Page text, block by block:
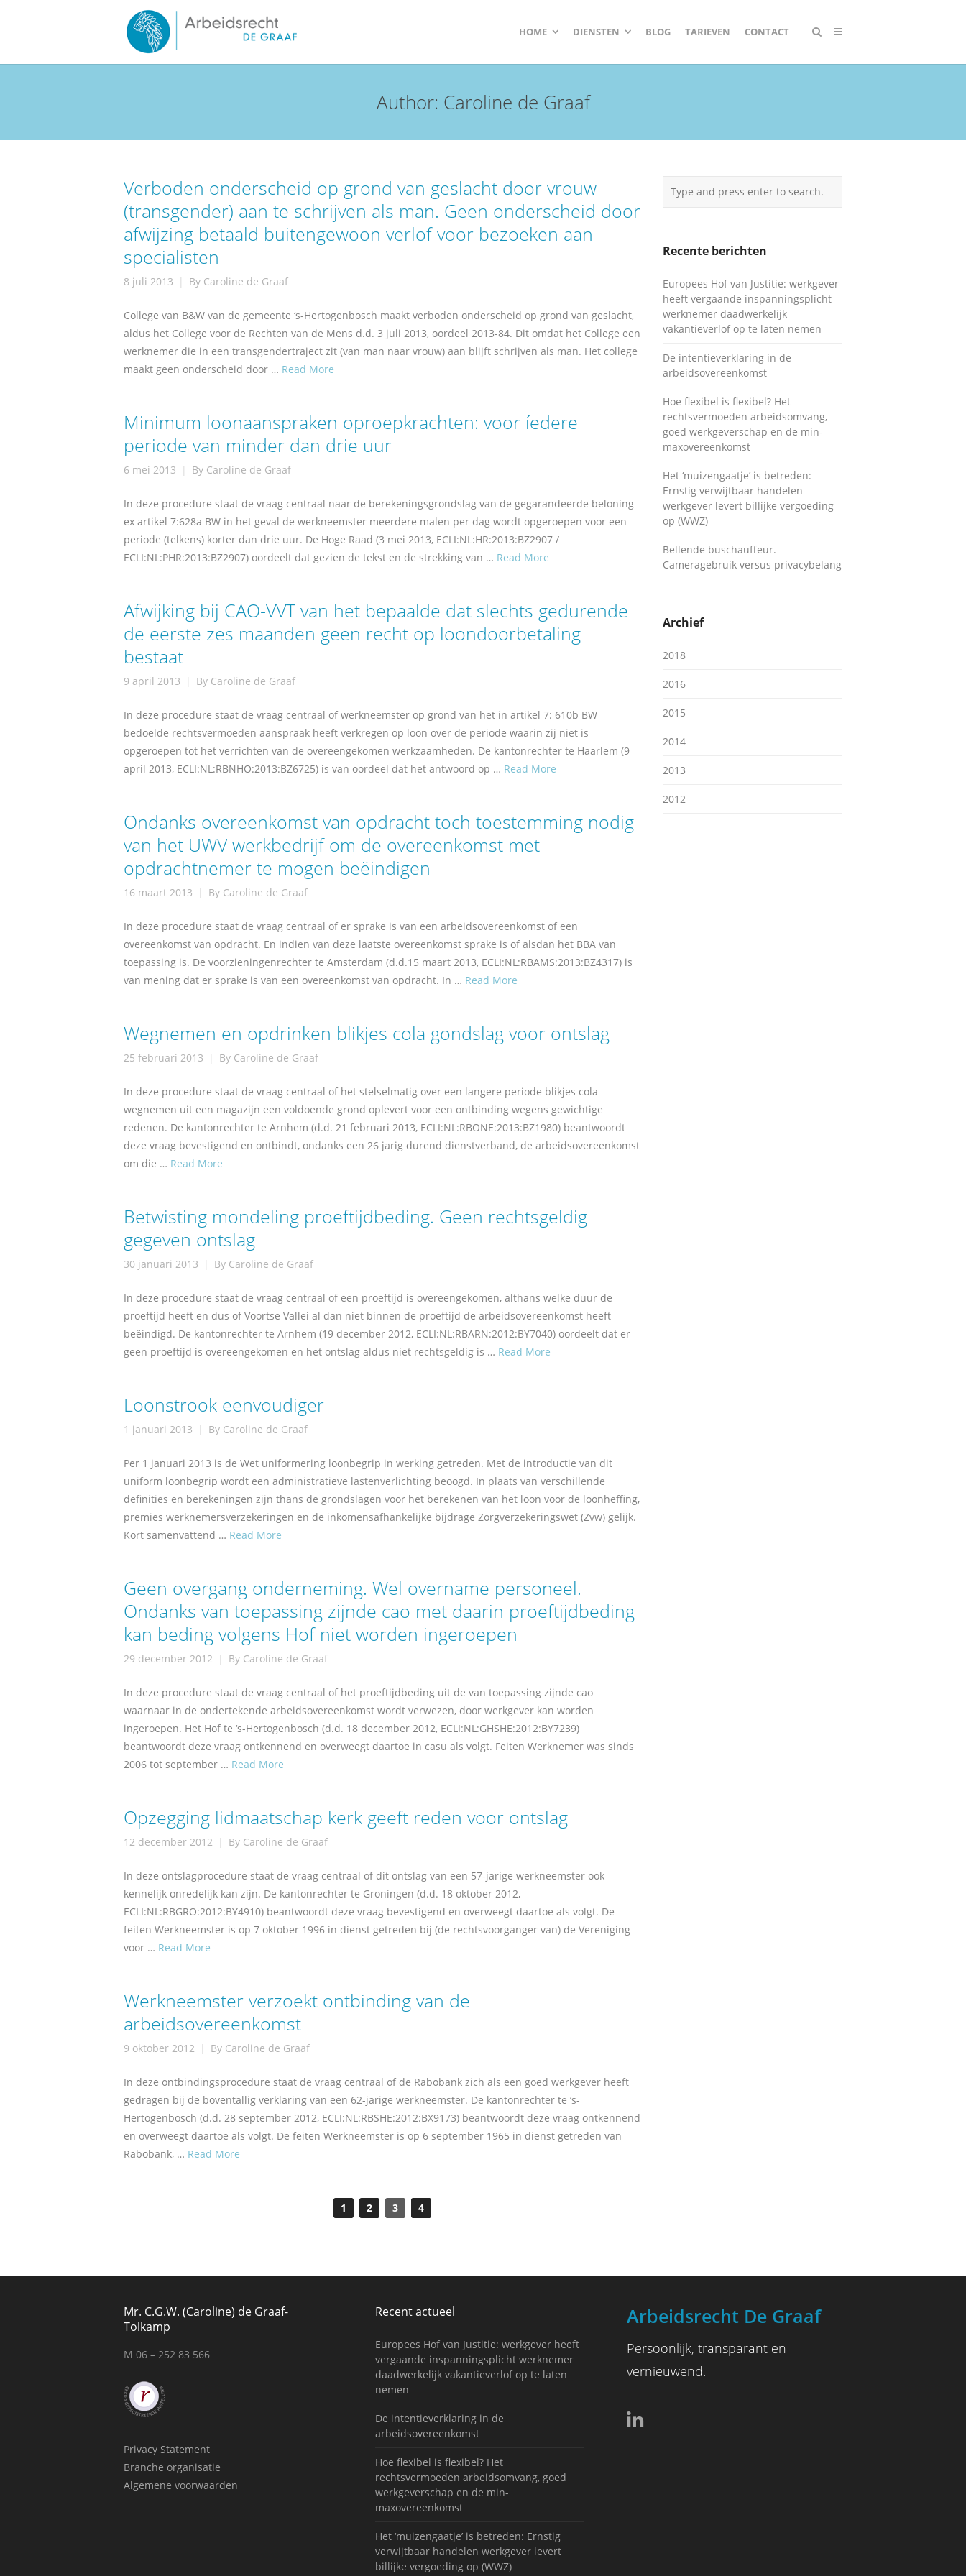
HOME DIENSTEN BLOG TARIEVEN CONTACT
Author: Caroline de Graaf
Verboden onderscheid op grond van geslacht door vrouw
(transgender) aan te schrijven als man. Geen onderscheid door
afwijzing betaald buitengewoon verlof voor bezoeken aan
specialisten
8 juli 2013 By Caroline de Graaf
College van B&W van de gemeente ‘s-Hertogenbosch maakt verboden onderscheid op grond van geslacht,
aldus het College voor de Rechten van de Mens d.d. 3 juli 2013, oordeel 2013-84. Dit omdat het College een
werknemer die in een transgendertraject zit (van man naar vrouw) aan blijft schrijven als man. Het college
maakt geen onderscheid door … Read More
Minimum loonaanspraken oproepkrachten: voor íedere
periode van minder dan drie uur
6 mei 2013 By Caroline de Graaf
In deze procedure staat de vraag centraal naar de berekeningsgrondslag van de gegarandeerde beloning
ex artikel 7:628a BW in het geval de werkneemster meerdere malen per dag wordt opgeroepen voor een
periode (telkens) korter dan drie uur. De Hoge Raad (3 mei 2013, ECLI:NL:HR:2013:BZ2907 /
ECLI:NL:PHR:2013:BZ2907) oordeelt dat gezien de tekst en de strekking van … Read More
Afwijking bij CAO-VVT van het bepaalde dat slechts gedurende
de eerste zes maanden geen recht op loondoorbetaling
bestaat
9 april 2013 By Caroline de Graaf
In deze procedure staat de vraag centraal of werkneemster op grond van het in artikel 7: 610b BW
bedoelde rechtsvermoeden aanspraak heeft verkregen op loon over de periode waarin zij niet is
opgeroepen tot het verrichten van de overeengekomen werkzaamheden. De kantonrechter te Haarlem (9
april 2013, ECLI:NL:RBNHO:2013:BZ6725) is van oordeel dat het antwoord op … Read More
Ondanks overeenkomst van opdracht toch toestemming nodig
van het UWV werkbedrijf om de overeenkomst met
opdrachtnemer te mogen beëindigen
16 maart 2013 By Caroline de Graaf
In deze procedure staat de vraag centraal of er sprake is van een arbeidsovereenkomst of een
overeenkomst van opdracht. En indien van deze laatste overeenkomst sprake is of alsdan het BBA van
toepassing is. De voorzieningenrechter te Amsterdam (d.d.15 maart 2013, ECLI:NL:RBAMS:2013:BZ4317) is
van mening dat er sprake is van een overeenkomst van opdracht. In … Read More
Wegnemen en opdrinken blikjes cola gondslag voor ontslag
25 februari 2013 By Caroline de Graaf
In deze procedure staat de vraag centraal of het stelselmatig over een langere periode blikjes cola
wegnemen uit een magazijn een voldoende grond oplevert voor een ontbinding wegens gewichtige
redenen. De kantonrechter te Arnhem (d.d. 21 februari 2013, ECLI:NL:RBONE:2013:BZ1980) beantwoordt
deze vraag bevestigend en ontbindt, ondanks een 26 jarig durend dienstverband, de arbeidsovereenkomst
om die … Read More
Betwisting mondeling proeftijdbeding. Geen rechtsgeldig
gegeven ontslag
30 januari 2013 By Caroline de Graaf
In deze procedure staat de vraag centraal of een proeftijd is overeengekomen, althans welke duur de
proeftijd heeft en dus of Voortse Vallei al dan niet binnen de proeftijd de arbeidsovereenkomst heeft
beëindigd. De kantonrechter te Arnhem (19 december 2012, ECLI:NL:RBARN:2012:BY7040) oordeelt dat er
geen proeftijd is overeengekomen en het ontslag aldus niet rechtsgeldig is … Read More
Loonstrook eenvoudiger
1 januari 2013 By Caroline de Graaf
Per 1 januari 2013 is de Wet uniformering loonbegrip in werking getreden. Met de introductie van dit
uniform loonbegrip wordt een administratieve lastenverlichting beoogd. In plaats van verschillende
definities en berekeningen zijn thans de grondslagen voor het berekenen van het loon voor de loonheffing,
premies werknemersverzekeringen en de inkomensafhankelijke bijdrage Zorgverzekeringswet (Zvw) gelijk.
Kort samenvattend … Read More
Geen overgang onderneming. Wel overname personeel.
Ondanks van toepassing zijnde cao met daarin proeftijdbeding
kan beding volgens Hof niet worden ingeroepen
29 december 2012 By Caroline de Graaf
In deze procedure staat de vraag centraal of het proeftijdbeding uit de van toepassing zijnde cao
waarnaar in de ondertekende arbeidsovereenkomst wordt verwezen, door werkgever kan worden
ingeroepen. Het Hof te ‘s-Hertogenbosch (d.d. 18 december 2012, ECLI:NL:GHSHE:2012:BY7239)
beantwoordt deze vraag ontkennend en overweegt daartoe in casu als volgt. Feiten Werknemer was sinds
2006 tot september … Read More
Opzegging lidmaatschap kerk geeft reden voor ontslag
12 december 2012 By Caroline de Graaf
In deze ontslagprocedure staat de vraag centraal of dit ontslag van een 57-jarige werkneemster ook
kennelijk onredelijk kan zijn. De kantonrechter te Groningen (d.d. 18 oktober 2012,
ECLI:NL:RBGRO:2012:BY4910) beantwoordt deze vraag bevestigend en overweegt daartoe als volgt. De
feiten Werkneemster is op 7 oktober 1996 in dienst getreden bij (de rechtsvoorganger van) de Vereniging
voor … Read More
Werkneemster verzoekt ontbinding van de
arbeidsovereenkomst
9 oktober 2012 By Caroline de Graaf
In deze ontbindingsprocedure staat de vraag centraal of de Rabobank zich als een goed werkgever heeft
gedragen bij de boventallig verklaring van een 62-jarige werkneemster. De kantonrechter te ‘s-
Hertogenbosch (d.d. 28 september 2012, ECLI:NL:RBSHE:2012:BX9173) beantwoordt deze vraag ontkennend
en overweegt daartoe als volgt. De feiten Werkneemster is op 6 september 1965 in dienst getreden van
Rabobank, … Read More
1 2 3 4
Recente berichten
Europees Hof van Justitie: werkgever
heeft vergaande inspanningsplicht
werknemer daadwerkelijk
vakantieverlof op te laten nemen
De intentieverklaring in de
arbeidsovereenkomst
Hoe flexibel is flexibel? Het
rechtsvermoeden arbeidsomvang,
goed werkgeverschap en de min-
maxovereenkomst
Het ‘muizengaatje’ is betreden:
Ernstig verwijtbaar handelen
werkgever levert billijke vergoeding
op (WWZ)
Bellende buschauffeur.
Cameragebruik versus privacybelang
Archief
2018
2016
2015
2014
2013
2012
Mr. C.G.W. (Caroline) de Graaf-
Tolkamp
M 06 – 252 83 566
Privacy Statement
Branche organisatie
Algemene voorwaarden
Recent actueel
Europees Hof van Justitie: werkgever heeft
vergaande inspanningsplicht werknemer
daadwerkelijk vakantieverlof op te laten
nemen
De intentieverklaring in de
arbeidsovereenkomst
Hoe flexibel is flexibel? Het
rechtsvermoeden arbeidsomvang, goed
werkgeverschap en de min-
maxovereenkomst
Het ‘muizengaatje’ is betreden: Ernstig
verwijtbaar handelen werkgever levert
billijke vergoeding op (WWZ)
Arbeidsrecht De Graaf
Persoonlijk, transparant en
vernieuwend.